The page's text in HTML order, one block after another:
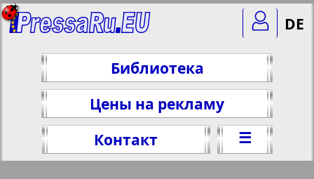
Библиотека
Цены на рекламу
Контакт
☰
DE